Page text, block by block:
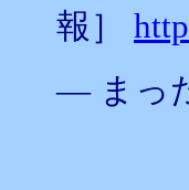
報］
— まっ